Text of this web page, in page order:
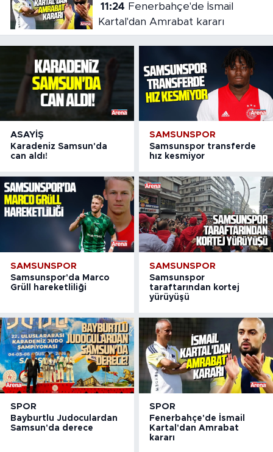
11:24
Kartal'dan Amrabat kararı
ASAYIŞ
Karadeniz Samsun'da
can aldı!
SAMSUNSPOR
Samsunspor transferde
hız kesmiyor
SAMSUNSPOR
Samsunspor'da Marco
Grüll hareketliliği
SAMSUNSPOR
Samsunspor
taraftarından kortej
yürüyüşü
SPOR
Bayburtlu Judoculardan
Samsun'da derece
SPOR
Fenerbahçe'de İsmail
Kartal'dan Amrabat
kararı